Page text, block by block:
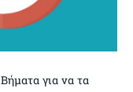
για να τα